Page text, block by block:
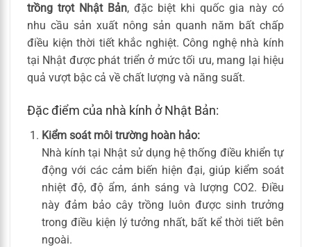
trồng trọt Nhật Bản, đặc biệt khi quốc gia này có
nhu cầu sản xuất nông sản quanh năm bất chấp
điều kiện thời tiết khắc nghiệt. Công nghệ nhà kính
tại Nhật được phát triển ở mức tối ưu, mang lại hiệu
quả vượt bậc cả về chất lượng và năng suất.
Đặc điểm của nhà kính ở Nhật Bản:
Kiểm soát môi trường hoàn hảo:
Nhà kính tại Nhật sử dụng hệ thống điều khiển tự
động với các cảm biến hiện đại, giúp kiểm soát
nhiệt độ, độ ẩm, ánh sáng và lượng CO2. Điều
này đảm bảo cây trồng luôn được sinh trưởng
trong điều kiện lý tưởng nhất, bất kể thời tiết bên
ngoài.